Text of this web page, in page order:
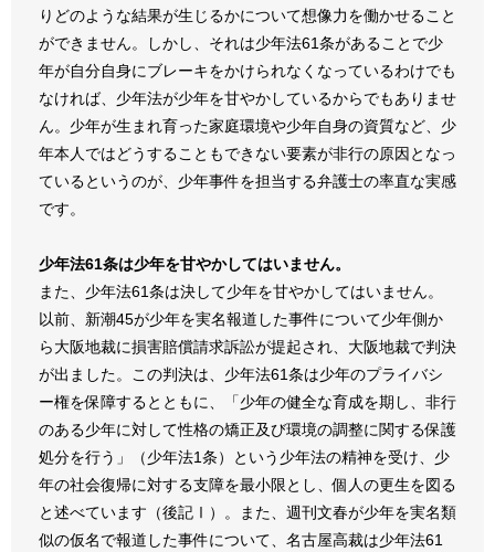
りどのような結果が生じるかについて想像力を働かせること
ができません。しかし、それは少年法61条があることで少
年が自分自身にブレーキをかけられなくなっているわけでも
なければ、少年法が少年を甘やかしているからでもありませ
ん。少年が生まれ育った家庭環境や少年自身の資質など、少
年本人ではどうすることもできない要素が非行の原因となっ
ているというのが、少年事件を担当する弁護士の率直な実感
です。
少年法61条は少年を甘やかしてはいません。
また、少年法61条は決して少年を甘やかしてはいません。
以前、新潮45が少年を実名報道した事件について少年側か
ら大阪地裁に損害賠償請求訴訟が提起され、大阪地裁で判決
が出ました。この判決は、少年法61条は少年のプライバシ
ー権を保障するとともに、「少年の健全な育成を期し、非行
のある少年に対して性格の矯正及び環境の調整に関する保護
処分を行う」（少年法1条）という少年法の精神を受け、少
年の社会復帰に対する支障を最小限とし、個人の更生を図る
と述べています（後記Ⅰ）。また、週刊文春が少年を実名類
似の仮名で報道した事件について、名古屋高裁は少年法61